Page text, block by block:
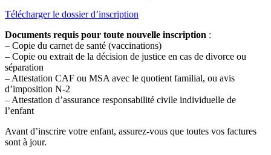
Télécharger le dossier d’inscription
Documents requis pour toute nouvelle inscription :
– Copie du carnet de santé (vaccinations)
– Copie ou extrait de la décision de justice en cas de divorce ou
séparation
– Attestation CAF ou MSA avec le quotient familial, ou avis
d’imposition N-2
– Attestation d’assurance responsabilité civile individuelle de
l’enfant
Avant d’inscrire votre enfant, assurez-vous que toutes vos factures
sont à jour.